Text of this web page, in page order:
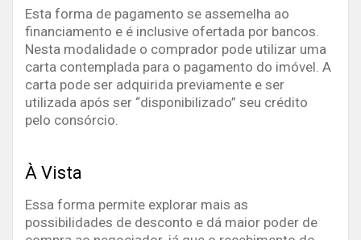
Esta forma de pagamento se assemelha ao
financiamento e é inclusive ofertada por bancos.
Nesta modalidade o comprador pode utilizar uma
carta contemplada para o pagamento do imóvel. A
carta pode ser adquirida previamente e ser
utilizada após ser “disponibilizado” seu crédito
pelo consórcio.
À Vista
Essa forma permite explorar mais as
possibilidades de desconto e dá maior poder de